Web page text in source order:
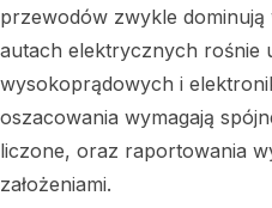
przewodów zwykle
autach elektrycznych rośnie
wysokoprądowych i
oszacowania wymagają
liczone, oraz raportowania
założeniami.